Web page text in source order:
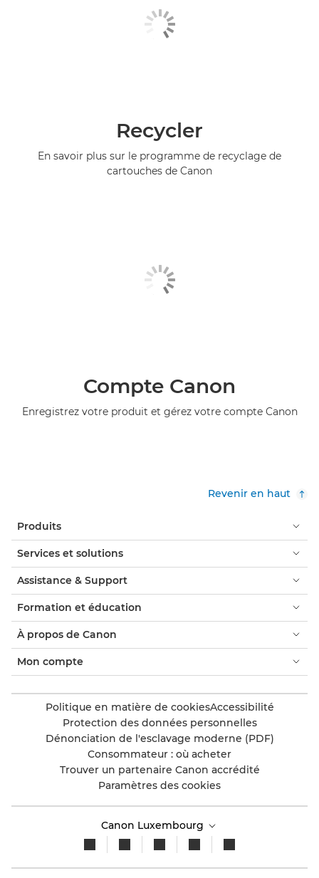
Recycler
En savoir plus sur le programme de recyclage de
cartouches de Canon
Compte Canon
Enregistrez votre produit et gérez votre compte Canon
Revenir en haut
Produits
Services et solutions
Assistance & Support
Formation et éducation
À propos de Canon
Mon compte
Politique en matière de cookiesAccessibilité
Protection des données personnelles
Dénonciation de l'esclavage moderne (PDF)
Consommateur : où acheter
Trouver un partenaire Canon accrédité
Paramètres des cookies
Canon Luxembourg